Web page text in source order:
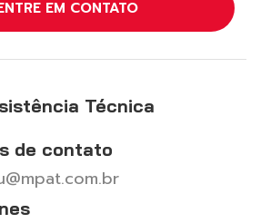
EM CONTATO
Técnica
de contato